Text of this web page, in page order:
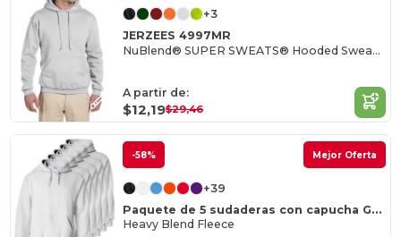
+3
JERZEES 4997MR
NuBlend® SUPER SWEATS® Hooded Sweatshirt
A partir de:
$12,19$29,46
-58% Mejor Oferta
+39
Paquete de 5 sudaderas con capucha Gildan 18500
Heavy Blend Fleece